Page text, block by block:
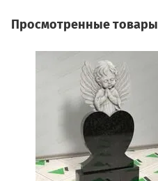
Просмотренные товары